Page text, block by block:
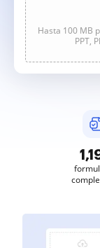
Hasta 100 MB
PPT,